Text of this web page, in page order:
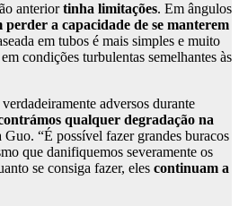
anteriortinha limitações. Em ângulos
perder a capacidade de se manterem
em tubos é mais simples e muito
condições turbulentas semelhantes às
adversos durante
qualquer degradação na
Guo. “É possível fazer grandes buracos
que danifiquemos severamente os
se consiga fazer, eles continuam a